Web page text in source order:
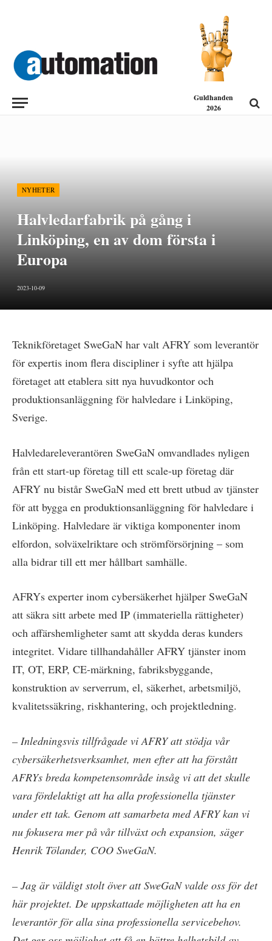
Guldhanden
2026
NYHETER
Halvledarfabrik på gång i
Linköping, en av dom första i
Europa
2023-10-09
Teknikföretaget SweGaN har valt AFRY som leverantör
för expertis inom flera discipliner i syfte att hjälpa
företaget att etablera sitt nya huvudkontor och
produktionsanläggning för halvledare i Linköping,
Sverige.
Halvledareleverantören SweGaN omvandlades nyligen
från ett start-up företag till ett scale-up företag där
AFRY nu bistår SweGaN med ett brett utbud av tjänster
för att bygga en produktionsanläggning för halvledare i
Linköping. Halvledare är viktiga komponenter inom
elfordon, solväxelriktare och strömförsörjning – som
alla bidrar till ett mer hållbart samhälle.
AFRYs experter inom cybersäkerhet hjälper SweGaN
att säkra sitt arbete med IP (immateriella rättigheter)
och affärshemligheter samt att skydda deras kunders
integritet. Vidare tillhandahåller AFRY tjänster inom
IT, OT, ERP, CE-märkning, fabriksbyggande,
konstruktion av serverrum, el, säkerhet, arbetsmiljö,
kvalitetssäkring, riskhantering, och projektledning.
– Inledningsvis tillfrågade vi AFRY att stödja vår
cybersäkerhetsverksamhet, men efter att ha förstått
AFRYs breda kompetensområde insåg vi att det skulle
vara fördelaktigt att ha alla professionella tjänster
under ett tak. Genom att samarbeta med AFRY kan vi
nu fokusera mer på vår tillväxt och expansion, säger
Henrik Tölander, COO SweGaN.
– Jag är väldigt stolt över att SweGaN valde oss för det
här projektet. De uppskattade möjligheten att ha en
leverantör för alla sina professionella servicebehov.